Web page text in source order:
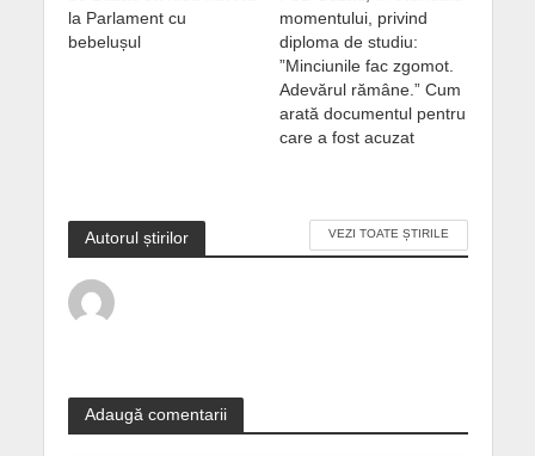
la Parlament cu
bebelușul
momentului, privind
diploma de studiu:
”Minciunile fac zgomot.
Adevărul rămâne.” Cum
arată documentul pentru
care a fost acuzat
Autorul știrilor VEZI TOATE ȘTIRILE
Adaugă comentarii